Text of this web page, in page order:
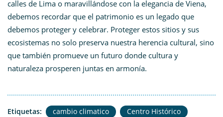
calles de Lima o maravillándose con la elegancia de Viena,
debemos recordar que el patrimonio es un legado que
debemos proteger y celebrar. Proteger estos sitios y sus
ecosistemas no solo preserva nuestra herencia cultural, sino
que también promueve un futuro donde cultura y
naturaleza prosperen juntas en armonía.
Etiquetas: cambio climatico
Centro Histórico